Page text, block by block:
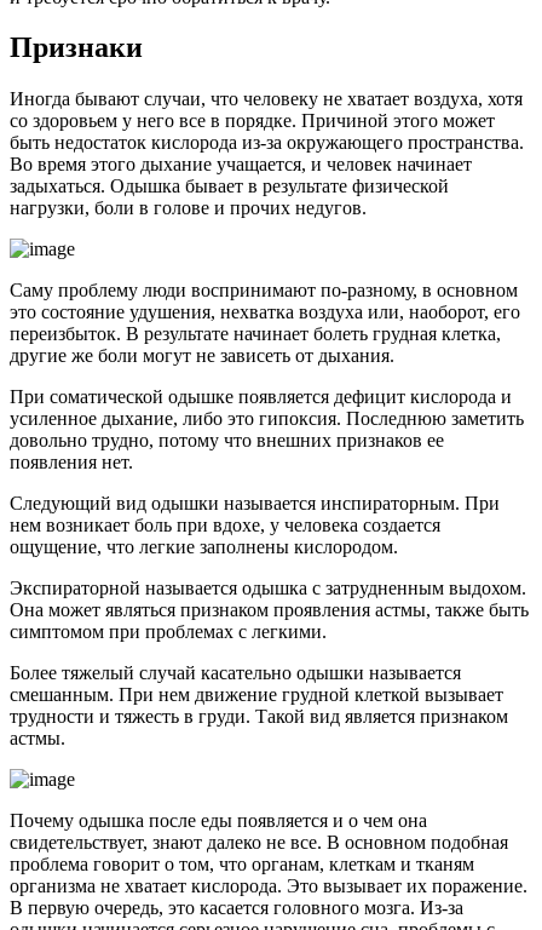
Признаки
Иногда бывают случаи, что человеку не хватает воздуха, хотя
со здоровьем у него все в порядке. Причиной этого может
быть недостаток кислорода из-за окружающего пространства.
Во время этого дыхание учащается, и человек начинает
задыхаться. Одышка бывает в результате физической
нагрузки, боли в голове и прочих недугов.
Саму проблему люди воспринимают по-разному, в основном
это состояние удушения, нехватка воздуха или, наоборот, его
переизбыток. В результате начинает болеть грудная клетка,
другие же боли могут не зависеть от дыхания.
При соматической одышке появляется дефицит кислорода и
усиленное дыхание, либо это гипоксия. Последнюю заметить
довольно трудно, потому что внешних признаков ее
появления нет.
Следующий вид одышки называется инспираторным. При
нем возникает боль при вдохе, у человека создается
ощущение, что легкие заполнены кислородом.
Экспираторной называется одышка с затрудненным выдохом.
Она может являться признаком проявления астмы, также быть
симптомом при проблемах с легкими.
Более тяжелый случай касательно одышки называется
смешанным. При нем движение грудной клеткой вызывает
трудности и тяжесть в груди. Такой вид является признаком
астмы.
Почему одышка после еды появляется и о чем она
свидетельствует, знают далеко не все. В основном подобная
проблема говорит о том, что органам, клеткам и тканям
организма не хватает кислорода. Это вызывает их поражение.
В первую очередь, это касается головного мозга. Из-за